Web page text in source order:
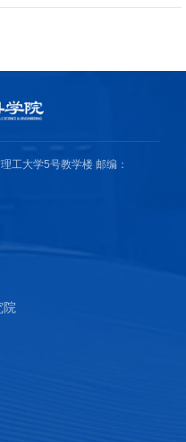
Chen, Haizheng Zhong.
cells using in situ fabricated
downshifting materials.
Colloidal CdxM1−xTe
Infrared Region:
Cation Exchange.
Cheng Li, Huifeng Yao,
Li, Wei Ma,* Jianhui
the External Quantum
Based Polymer Solar
工大学5号教学楼 邮编：
院